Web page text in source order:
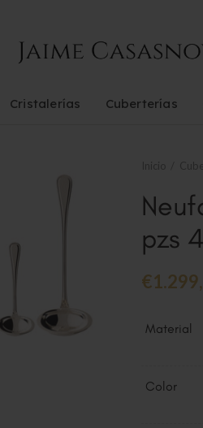
Cristalerías Cuberterías
pzs
€
Material
Color